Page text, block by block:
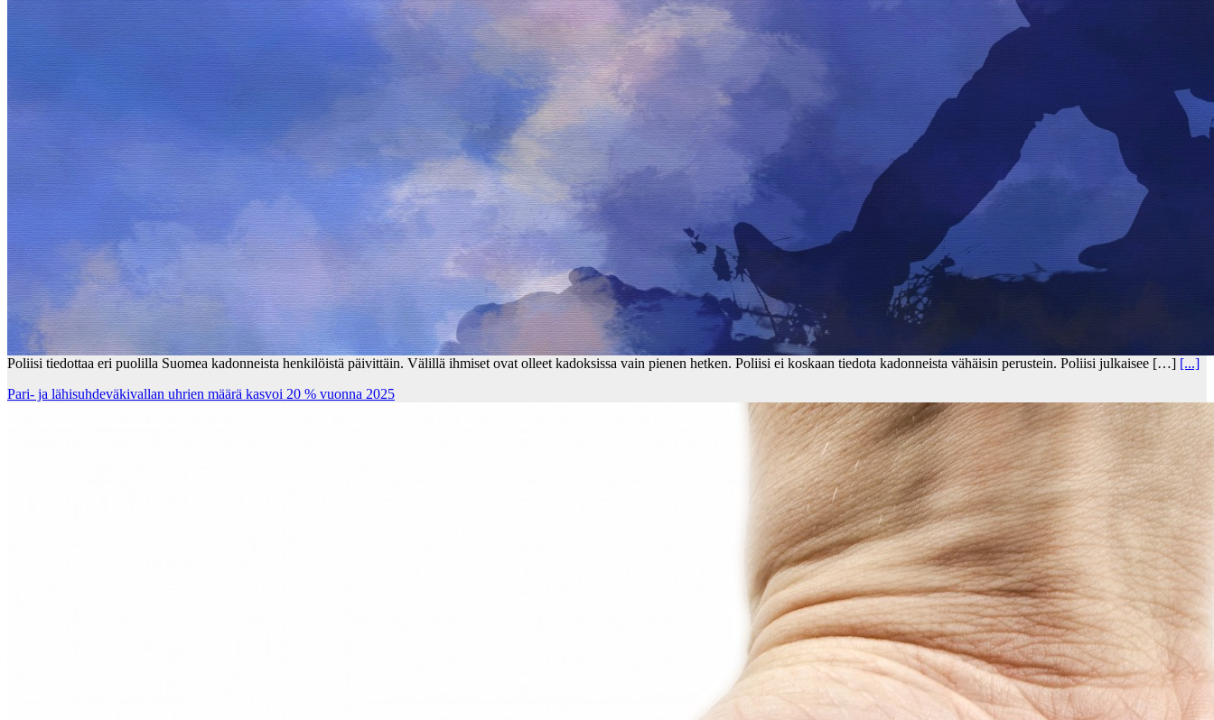
Poliisi tiedottaa eri puolilla Suomea kadonneista henkilöistä päivittäin. Välillä ihmiset ovat olleet kadoksissa vain pienen hetken. Poliisi ei koskaan tiedota kadonneista vähäisin perustein. Poliisi julkaisee […] [...]
Pari- ja lähisuhdeväkivallan uhrien määrä kasvoi 20 % vuonna 2025